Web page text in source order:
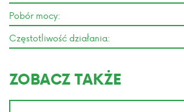
Pobór mocy:
Częstotliwość działania:
ZOBACZ TAKŻE